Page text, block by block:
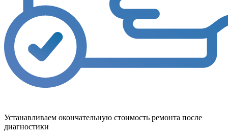
Устанавливаем окончательную стоимость ремонта после
диагностики